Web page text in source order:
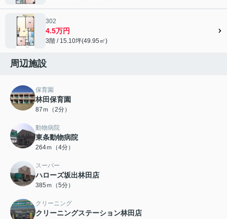
302
4.5万円
3階 / 15.10坪(49.95㎡)
周辺施設
保育園
林田保育園
87ｍ（2分）
動物病院
東条動物病院
264ｍ（4分）
スーパー
ハローズ坂出林田店
385ｍ（5分）
クリーニング
クリーニングステーション林田店